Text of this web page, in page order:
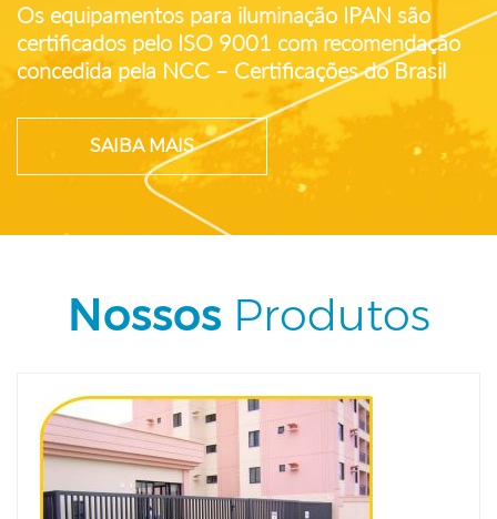
Os equipamentos para iluminação IPAN são
certificados pelo ISO 9001 com recomendação
concedida pela NCC – Certificações do Brasil
SAIBA MAIS
Nossos Produtos